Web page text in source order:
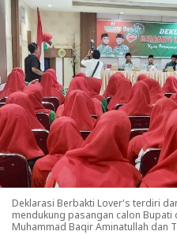
Deklarasi Berbakti Lover's terdiri
mendukung pasangan calon Bupati
Muhammad Baqir Aminatullah dan